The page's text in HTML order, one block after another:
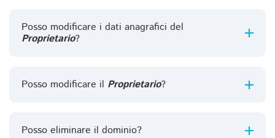
Posso modificare i dati anagrafici del
Proprietario?
Posso modificare il Proprietario?
Posso eliminare il dominio?